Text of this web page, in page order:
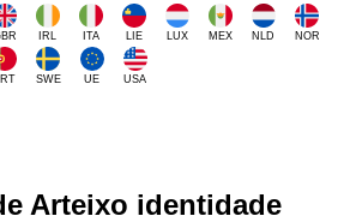
IRL ITA LIE LUX MEX NLD NOR
SWE UE USA
Arteixo identidade